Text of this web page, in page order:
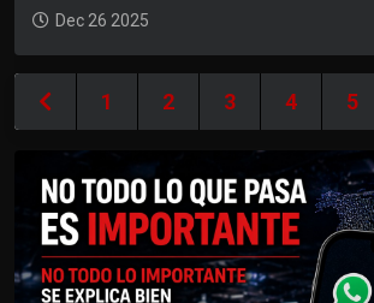
Dec 26 2025
1 2 3 4 5